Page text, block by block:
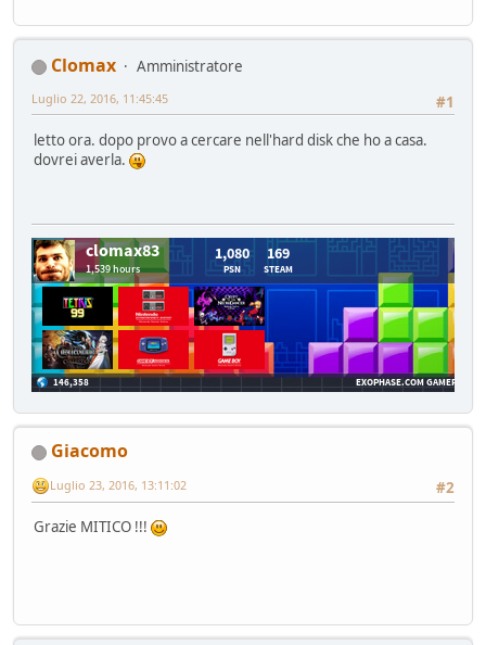
Clomax
Amministratore
#1
Luglio 22, 2016, 11:45:45
letto ora. dopo provo a cercare nell'hard disk che ho a casa.
dovrei averla.
Giacomo
#2
Luglio 23, 2016, 13:11:02
Grazie MITICO !!!